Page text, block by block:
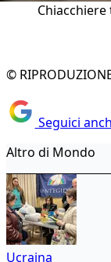
Chiacchiere
©
Seguici
Altro di Mondo
Ucraina